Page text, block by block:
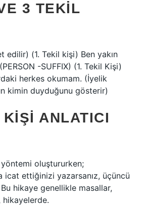
3 TEKIL
edilir) (1. Tekil kişi) Ben yakın
-SUFFIX) (1. Tekil Kişi)
herkes okumam. (İyelik
kimin duyduğunu gösterir)
KIŞI ANLATICI
oluştururken;
icat ettiğinizi yazarsanız, üçüncü
hikaye genellikle masallar,
hikayelerde.